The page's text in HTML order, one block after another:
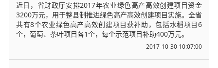
近日，省财政厅安排2017年农业绿色高产高效创建项目资金
3200万元，用于整县制推进绿色高产高效创建项目实施。全省
共有8个农业绿色高产高效创建项目获补助，包括水稻项目6
个，葡萄、茶叶项目各1个，每个示范项目补助400万元。
2017-10-30 10:07:00